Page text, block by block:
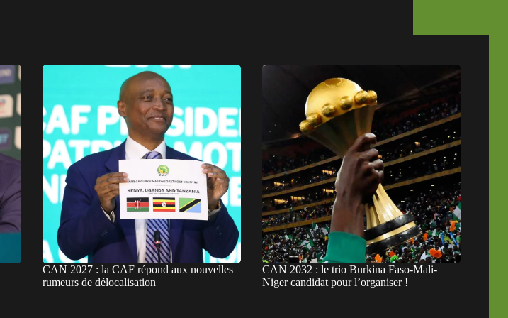
CAN 2027 : la CAF répond aux nouvelles
rumeurs de délocalisation
CAN 2032 : le trio Burkina Faso-Mali-
Niger candidat pour l’organiser !